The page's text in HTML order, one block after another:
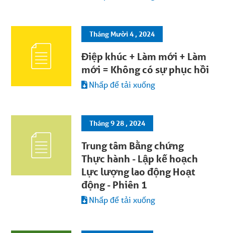
Tháng Mười 4 , 2024
Điệp khúc + Làm mới + Làm
mới = Không có sự phục hồi
Nhấp để tải xuống
Tháng 9 28 , 2024
Trung tâm Bằng chứng
Thực hành - Lập kế hoạch
Lực lượng lao động Hoạt
động - Phiên 1
Nhấp để tải xuống